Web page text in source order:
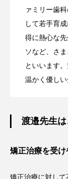
ァミリー歯
して若手育
得に熱心な
ソなど、さ
といいます
温かく優しい
渡邉先生
矯正治療を受
矯正治療に対し